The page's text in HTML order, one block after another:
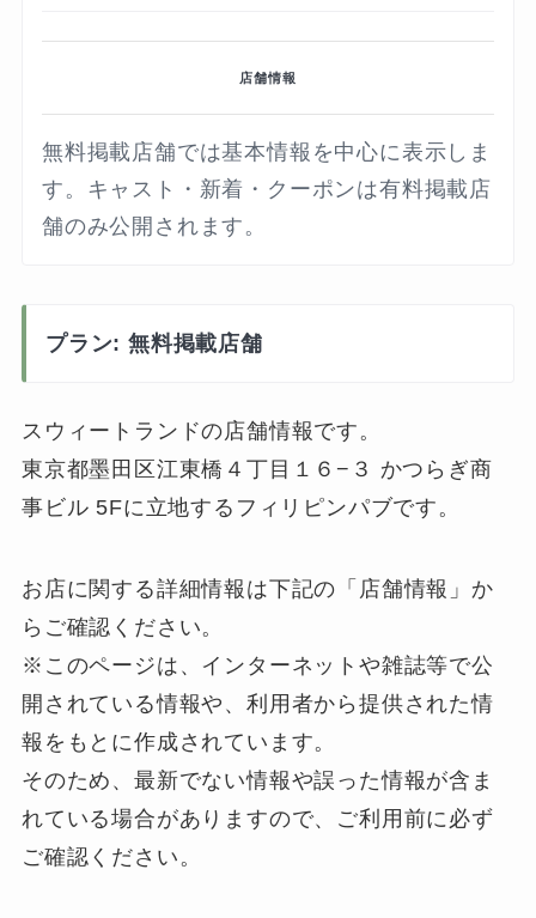
店舗情報
無料掲載店舗では基本情報を中心に表示しま
す。キャスト・新着・クーポンは有料掲載店
舗のみ公開されます。
プラン: 無料掲載店舗
スウィートランドの店舗情報です。
東京都墨田区江東橋４丁目１６−３ かつらぎ商
事ビル 5Fに立地するフィリピンパブです。
お店に関する詳細情報は下記の「店舗情報」か
らご確認ください。
※このページは、インターネットや雑誌等で公
開されている情報や、利用者から提供された情
報をもとに作成されています。
そのため、最新でない情報や誤った情報が含ま
れている場合がありますので、ご利用前に必ず
ご確認ください。